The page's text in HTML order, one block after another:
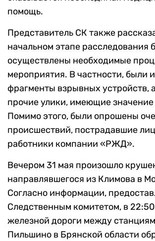
помощь.
Представитель СК также
начальном этапе расследования
осуществлены необходимые
мероприятия. В частности, были
фрагменты взрывных устройств,
прочие улики, имеющие значение
Помимо этого, были опрошены
происшествий, пострадавшие
работники компании «РЖД».
Вечером 31 мая произошло
направлявшегося из Климова в
Согласно информации,
Следственным комитетом, в
железной дороги между
Пильшино в Брянской области